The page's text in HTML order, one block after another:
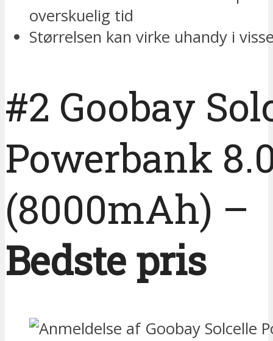
overskuelig tid
Størrelsen kan virke uhandy i
#2 Goobay
Powerbank
(8000mAh) –
Bedste pris